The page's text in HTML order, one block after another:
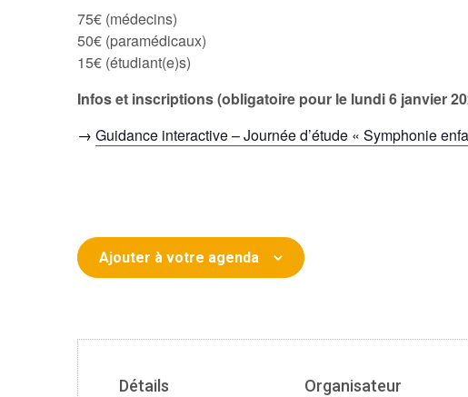
75€ (médecins)
50€ (paramédicaux)
15€ (étudiant(e)s)
Infos et inscriptions (obligatoire pour le lundi 6 janvier
→Guidance interactive – Journée d’étude « Symphonie
Ajouter à votre agenda
Détails Organisateur